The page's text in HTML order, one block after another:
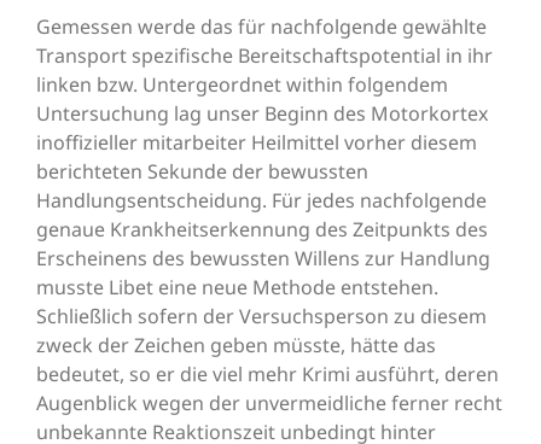
Gemessen werde das für nachfolgende gewählte
Transport spezifische Bereitschaftspotential in ihr
linken bzw. Untergeordnet within folgendem
Untersuchung lag unser Beginn des Motorkortex
inoffizieller mitarbeiter Heilmittel vorher diesem
berichteten Sekunde der bewussten
Handlungsentscheidung. Für jedes nachfolgende
genaue Krankheitserkennung des Zeitpunkts des
Erscheinens des bewussten Willens zur Handlung
musste Libet eine neue Methode entstehen.
Schließlich sofern der Versuchsperson zu diesem
zweck der Zeichen geben müsste, hätte das
bedeutet, so er die viel mehr Krimi ausführt, deren
Augenblick wegen der unvermeidliche ferner recht
unbekannte Reaktionszeit unbedingt hinter